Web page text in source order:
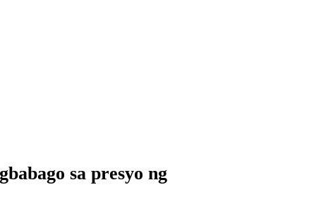
sa presyo ng